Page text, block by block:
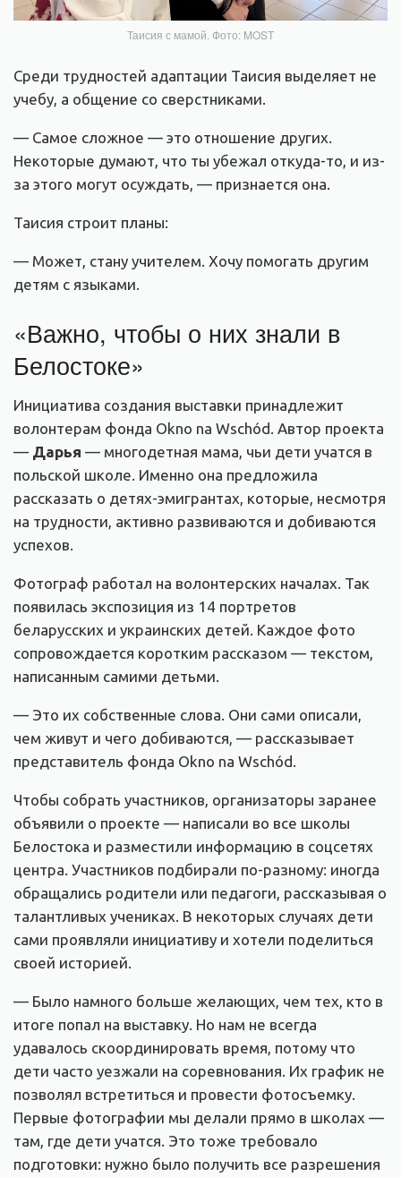
Таисия с мамой. Фото: MOST
Среди трудностей адаптации Таисия выделяет не
учебу, а общение со сверстниками.
— Самое сложное — это отношение других.
Некоторые думают, что ты убежал откуда-то, и из-
за этого могут осуждать, — признается она.
Таисия строит планы:
— Может, стану учителем. Хочу помогать другим
детям с языками.
«Важно, чтобы о них знали в
Белостоке»
Инициатива создания выставки принадлежит
волонтерам фонда Okno na Wschód. Автор проекта
— Дарья — многодетная мама, чьи дети учатся в
польской школе. Именно она предложила
рассказать о детях-эмигрантах, которые, несмотря
на трудности, активно развиваются и добиваются
успехов.
Фотограф работал на волонтерских началах. Так
появилась экспозиция из 14 портретов
беларусских и украинских детей. Каждое фото
сопровождается коротким рассказом — текстом,
написанным самими детьми.
— Это их собственные слова. Они сами описали,
чем живут и чего добиваются, — рассказывает
представитель фонда Okno na Wschód.
Чтобы собрать участников, организаторы заранее
объявили о проекте — написали во все школы
Белостока и разместили информацию в соцсетях
центра. Участников подбирали по-разному: иногда
обращались родители или педагоги, рассказывая о
талантливых учениках. В некоторых случаях дети
сами проявляли инициативу и хотели поделиться
своей историей.
— Было намного больше желающих, чем тех, кто в
итоге попал на выставку. Но нам не всегда
удавалось скоординировать время, потому что
дети часто уезжали на соревнования. Их график не
позволял встретиться и провести фотосъемку.
Первые фотографии мы делали прямо в школах —
там, где дети учатся. Это тоже требовало
подготовки: нужно было получить все разрешения